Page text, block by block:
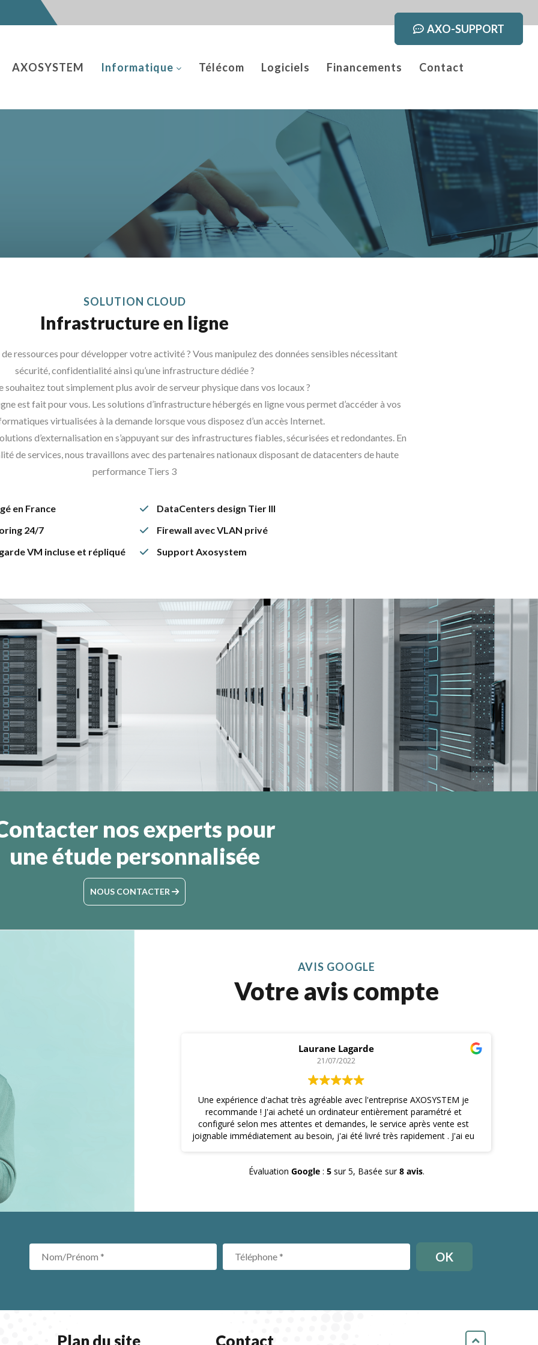
AXO-SUPPORT
AXOSYSTEM Informatique Télécom Logiciels Financements Contact
SOLUTION CLOUD
Infrastructure en ligne
ressources pour développer votre activité ? Vous manipulez des données sensibles nécessitant
sécurité, confidentialité ainsi qu’une infrastructure dédiée ?
souhaitez tout simplement plus avoir de serveur physique dans vos locaux ?
est fait pour vous. Les solutions d’infrastructure hébergés en ligne vous permet d’accéder à vos
virtualisées à la demande lorsque vous disposez d’un accès Internet.
d’externalisation en s’appuyant sur des infrastructures fiables, sécurisées et redondantes. En
de services, nous travaillons avec des partenaires nationaux disposant de datacenters de haute
performance Tiers 3
en France
24/7
VM incluse et répliqué
DataCenters design Tier III
Firewall avec VLAN privé
Support Axosystem
nos experts pour
une étude personnalisée
NOUS CONTACTER
AVIS GOOGLE
Votre avis compte
pro qui trouve toujours les solutions
est toujours à l'écoute sur les
le sourire
Laurane Lagarde
21/07/2022
Une expérience d'achat très agréable avec l'entreprise AXOSYSTEM je
recommande ! J'ai acheté un ordinateur entièrement paramétré et
configuré selon mes attentes et demandes, le service après vente est
joignable immédiatement au besoin, j'ai été livré très rapidement . J'ai eu
en cas de question est top et réactive également ! Je conseil vivement
Évaluation Google: 5sur 5, Basée sur8 avis.
Plan du site Contact